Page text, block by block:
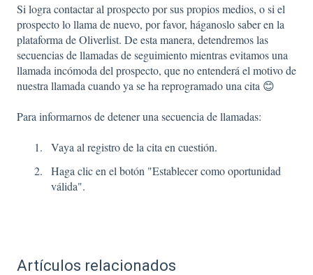
Si logra contactar al prospecto por sus propios medios, o si el
prospecto lo llama de nuevo, por favor, háganoslo saber en la
plataforma de Oliverlist. De esta manera, detendremos las
secuencias de llamadas de seguimiento mientras evitamos una
llamada incómoda del prospecto, que no entenderá el motivo de
nuestra llamada cuando ya se ha reprogramado una cita 😊
Para informarnos de detener una secuencia de llamadas:
Vaya al registro de la cita en cuestión.
Haga clic en el botón "Establecer como oportunidad
válida".
Artículos relacionados